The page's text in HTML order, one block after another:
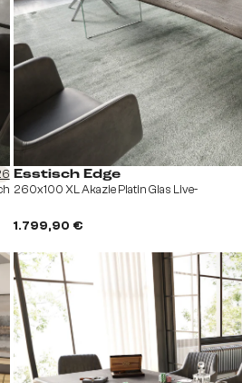
Esstisch Edge
260x100 XL Akazie Platin Glas Live-
1.799,90 €